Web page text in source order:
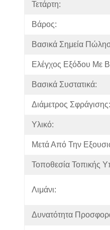
Τετάρτη:
Βάρος:
Βασικά Σημεία
Ελέγχος Εξόδου Με
Βασικά Συστατικά:
Διάμετρος Σφράγισης:
Υλικό:
Μετά Από Την
Τοποθεσία Τοπικής
Λιμάνι:
Δυνατότητα